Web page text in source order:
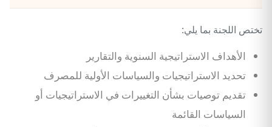
تختص اللجنة بما يلي:
الأهداف الاستراتيجية السنوية والتقارير
تحديد الاستراتيجيات والسياسات الأولية للمصرف
تقديم توصيات بشأن التغييرات في الاستراتيجيات أو
السياسات القائمة